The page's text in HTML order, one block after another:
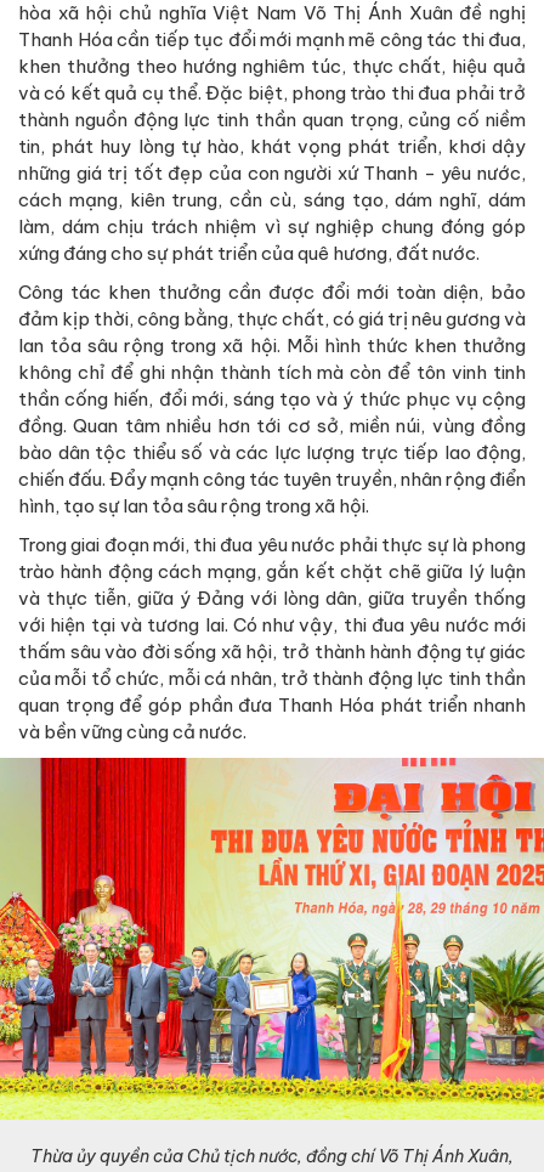
hòa xã hội chủ nghĩa Việt Nam Võ Thị Ánh Xuân đề nghị
Thanh Hóa cần tiếp tục đổi mới mạnh mẽ công tác thi đua,
khen thưởng theo hướng nghiêm túc, thực chất, hiệu quả
và có kết quả cụ thể. Đặc biệt, phong trào thi đua phải trở
thành nguồn động lực tinh thần quan trọng, củng cố niềm
tin, phát huy lòng tự hào, khát vọng phát triển, khơi dậy
những giá trị tốt đẹp của con người xứ Thanh - yêu nước,
cách mạng, kiên trung, cần cù, sáng tạo, dám nghĩ, dám
làm, dám chịu trách nhiệm vì sự nghiệp chung đóng góp
xứng đáng cho sự phát triển của quê hương, đất nước.
Công tác khen thưởng cần được đổi mới toàn diện, bảo
đảm kịp thời, công bằng, thực chất, có giá trị nêu gương và
lan tỏa sâu rộng trong xã hội. Mỗi hình thức khen thưởng
không chỉ để ghi nhận thành tích mà còn để tôn vinh tinh
thần cống hiến, đổi mới, sáng tạo và ý thức phục vụ cộng
đồng. Quan tâm nhiều hơn tới cơ sở, miền núi, vùng đồng
bào dân tộc thiểu số và các lực lượng trực tiếp lao động,
chiến đấu. Đẩy mạnh công tác tuyên truyền, nhân rộng điển
hình, tạo sự lan tỏa sâu rộng trong xã hội.
Trong giai đoạn mới, thi đua yêu nước phải thực sự là phong
trào hành động cách mạng, gắn kết chặt chẽ giữa lý luận
và thực tiễn, giữa ý Đảng với lòng dân, giữa truyền thống
với hiện tại và tương lai. Có như vậy, thi đua yêu nước mới
thấm sâu vào đời sống xã hội, trở thành hành động tự giác
của mỗi tổ chức, mỗi cá nhân, trở thành động lực tinh thần
quan trọng để góp phần đưa Thanh Hóa phát triển nhanh
và bền vững cùng cả nước.
Thừa ủy quyền của Chủ tịch nước, đồng chí Võ Thị Ánh Xuân,